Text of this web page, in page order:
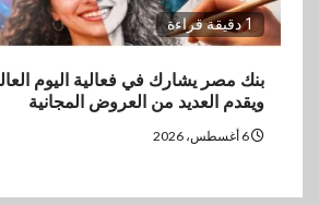
1 دقيقة قراءة
بنك مصر يشارك في فعالية اليوم
ويقدم العديد من العروض المجانية